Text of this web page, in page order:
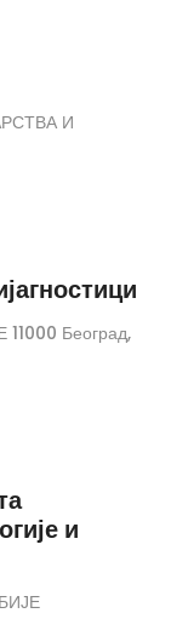
И
Београд,
и